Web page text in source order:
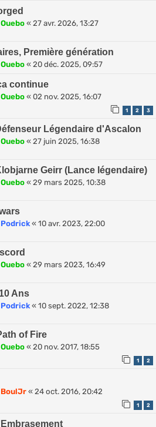
Ouebo « 27 avr. 2026, 13:27
Première génération
Ouebo « 20 déc. 2025, 09:57
continue
Ouebo « 02 nov. 2025, 16:07
1 2 3
Légendaire d'Ascalon
Ouebo « 27 juin 2025, 16:38
Geirr (Lance légendaire)
Ouebo « 29 mars 2025, 10:38
Podrick « 10 avr. 2023, 22:00
Ouebo « 29 mars 2023, 16:49
Ans
Podrick « 10 sept. 2022, 12:38
of Fire
Ouebo « 20 nov. 2017, 18:55
1 2
BoulJr « 24 oct. 2016, 20:42
1 2